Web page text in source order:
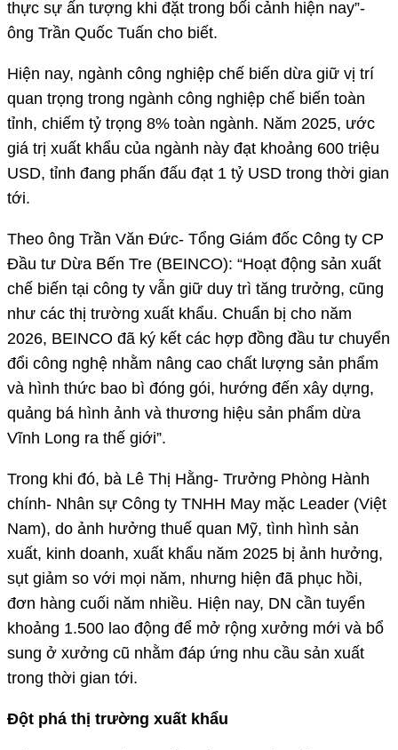
thực sự ấn tượng khi đặt trong bối cảnh hiện nay”-
ông Trần Quốc Tuấn cho biết.
Hiện nay, ngành công nghiệp chế biến dừa giữ vị trí
quan trọng trong ngành công nghiệp chế biến toàn
tỉnh, chiếm tỷ trọng 8% toàn ngành. Năm 2025, ước
giá trị xuất khẩu của ngành này đạt khoảng 600 triệu
USD, tỉnh đang phấn đấu đạt 1 tỷ USD trong thời gian
tới.
Theo ông Trần Văn Đức- Tổng Giám đốc Công ty CP
Đầu tư Dừa Bến Tre (BEINCO): “Hoạt động sản xuất
chế biến tại công ty vẫn giữ duy trì tăng trưởng, cũng
như các thị trường xuất khẩu. Chuẩn bị cho năm
2026, BEINCO đã ký kết các hợp đồng đầu tư chuyển
đổi công nghệ nhằm nâng cao chất lượng sản phẩm
và hình thức bao bì đóng gói, hướng đến xây dựng,
quảng bá hình ảnh và thương hiệu sản phẩm dừa
Vĩnh Long ra thế giới”.
Trong khi đó, bà Lê Thị Hằng- Trưởng Phòng Hành
chính- Nhân sự Công ty TNHH May mặc Leader (Việt
Nam), do ảnh hưởng thuế quan Mỹ, tình hình sản
xuất, kinh doanh, xuất khẩu năm 2025 bị ảnh hưởng,
sụt giảm so với mọi năm, nhưng hiện đã phục hồi,
đơn hàng cuối năm nhiều. Hiện nay, DN cần tuyển
khoảng 1.500 lao động để mở rộng xưởng mới và bổ
sung ở xưởng cũ nhằm đáp ứng nhu cầu sản xuất
trong thời gian tới.
Đột phá thị trường xuất khẩu